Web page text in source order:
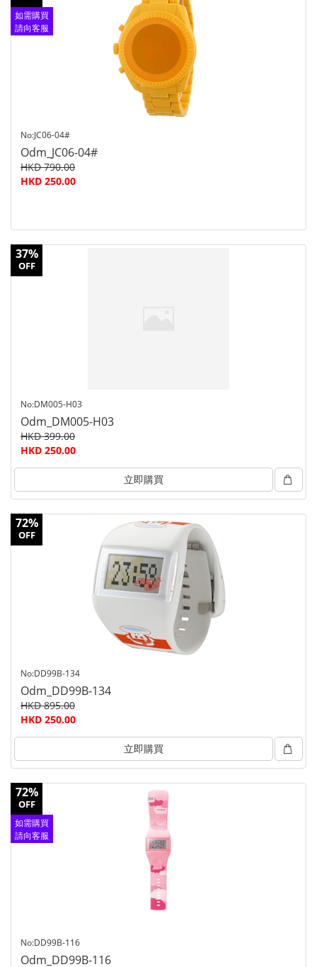
如需購買
請向客服
No:JC06-04#
Odm_JC06-04#
HKD 790.00
HKD 250.00
37%
OFF
No:DM005-H03
Odm_DM005-H03
HKD 399.00
HKD 250.00
立即購買
72%
OFF
No:DD99B-134
Odm_DD99B-134
HKD 895.00
HKD 250.00
立即購買
72%
OFF
如需購買
請向客服
No:DD99B-116
Odm_DD99B-116